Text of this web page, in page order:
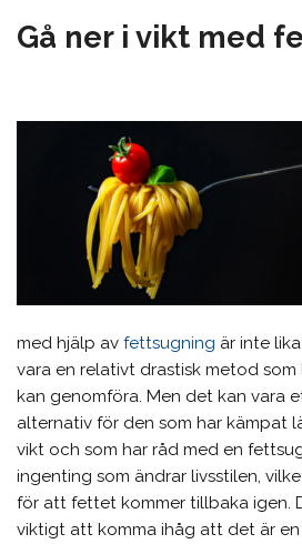
Gå ner i vikt med
med hjälp avfettsugning är inte
vara en relativt drastisk metod
kan genomföra. Men det kan vara
alternativ för den som har kämpat
vikt och som har råd med en
ingenting som ändrar livsstilen,
för att fettet kommer tillbaka igen.
viktigt att komma ihåg att det är